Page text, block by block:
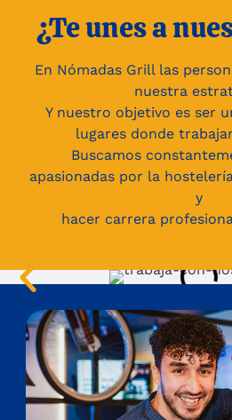
¿Te unes a
En Nómadas Grill las
nuestra
Y nuestro objetivo es ser
lugares donde
Buscamos
apasionadas por la
y
hacer carrera